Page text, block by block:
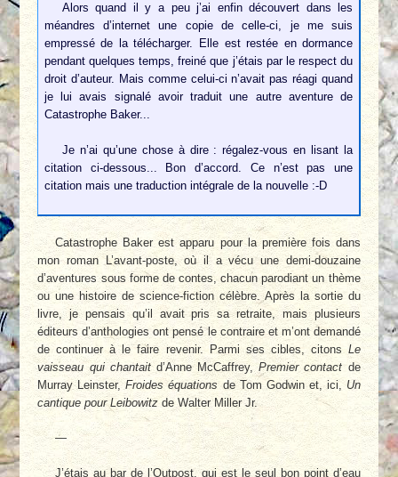
Alors quand il y a peu j’ai enfin découvert dans les
méandres d’internet une copie de celle-ci, je me suis
empressé de la télécharger. Elle est restée en dormance
pendant quelques temps, freiné que j’étais par le respect du
droit d’auteur. Mais comme celui-ci n’avait pas réagi quand
je lui avais signalé avoir traduit une autre aventure de
Catastrophe Baker...
Je n’ai qu’une chose à dire : régalez-vous en lisant la
citation ci-dessous... Bon d’accord. Ce n’est pas une
citation mais une traduction intégrale de la nouvelle :-D
Catastrophe Baker est apparu pour la première fois dans
mon roman L’avant-poste, où il a vécu une demi-douzaine
d’aventures sous forme de contes, chacun parodiant un thème
ou une histoire de science-fiction célèbre. Après la sortie du
livre, je pensais qu’il avait pris sa retraite, mais plusieurs
éditeurs d’anthologies ont pensé le contraire et m’ont demandé
de continuer à le faire revenir. Parmi ses cibles, citons Le
vaisseau qui chantaitd’Anne McCaffrey,Premier contact de
Murray Leinster,Froides équationsde Tom Godwin et, ici, Un
cantique pour Leibowitz de Walter Miller Jr.
—
J’étais au bar de l’Outpost, qui est le seul bon point d’eau